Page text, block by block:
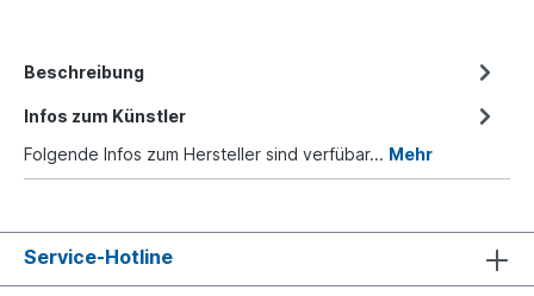
Beschreibung
Infos zum Künstler
Folgende Infos zum Hersteller sind verfübar... Mehr
Service-Hotline